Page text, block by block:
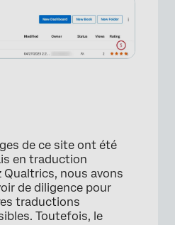
de ce site ont été
en traduction
nous avons
de diligence pour
traductions
Toutefois, le